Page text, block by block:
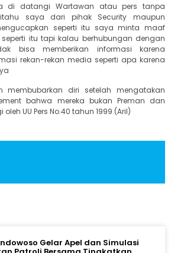
di datangi Wartawan atau pers tanpa
saya dari pihak Security maupun
seperti itu saya minta maaf
itu tapi kalau berhubungan dengan
bisa memberikan informasi karena
rekan-rekan media seperti apa karena
membubarkan diri setelah mengatakan
bahwa mereka bukan Preman dan
UU Pers No.40 tahun 1999.(Aril)
Gelar Apel dan Simulasi